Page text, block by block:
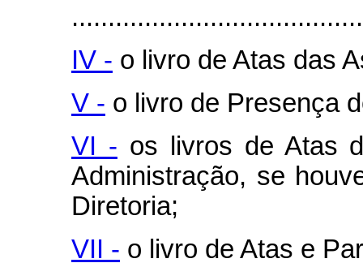
IV - o livro de Atas das
V - o livro de Presença
VI - os livros de Atas
Administração, se
Diretoria;
VII - o livro de Atas e